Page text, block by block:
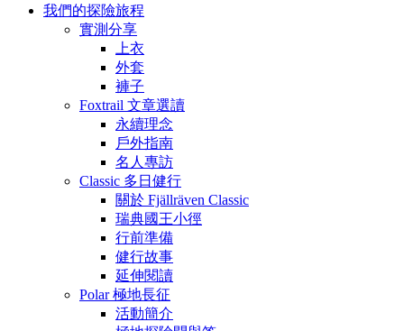
我們的探險旅程
實測分享
上衣
外套
褲子
Foxtrail 文章選讀
永續理念
戶外指南
名人專訪
Classic 多日健行
關於 Fjällräven Classic
瑞典國王小徑
行前準備
健行故事
延伸閱讀
Polar 極地長征
活動簡介